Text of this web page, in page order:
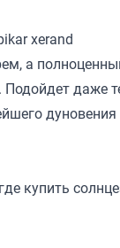
xerand
а
Подойдет даже
купить